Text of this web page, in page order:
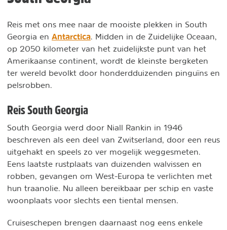
Reis met ons mee naar de mooiste plekken in South
Georgia en Antarctica . Midden in de Zuidelijke Oceaan,
op 2050 kilometer van het zuidelijkste punt van het
Amerikaanse continent, wordt de kleinste bergketen
ter wereld bevolkt door honderdduizenden pinguïns en
pelsrobben.
Reis South Georgia
South Georgia werd door Niall Rankin in 1946
beschreven als een deel van Zwitserland, door een reus
uitgehakt en speels zo ver mogelijk weggesmeten.
Eens laatste rustplaats van duizenden walvissen en
robben, gevangen om West-Europa te verlichten met
hun traanolie. Nu alleen bereikbaar per schip en vaste
woonplaats voor slechts een tiental mensen.
Cruiseschepen brengen daarnaast nog eens enkele